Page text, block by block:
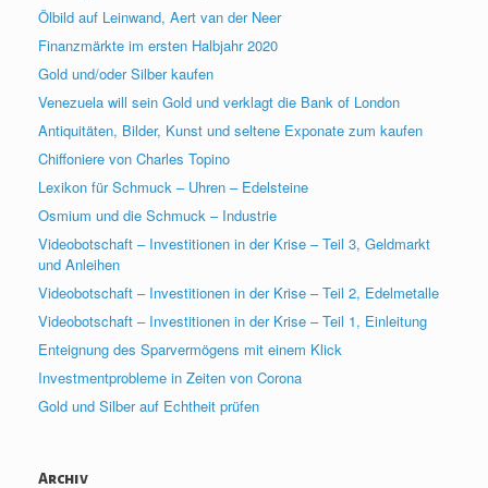
Ölbild auf Leinwand, Aert van der Neer
Finanzmärkte im ersten Halbjahr 2020
Gold und/oder Silber kaufen
Venezuela will sein Gold und verklagt die Bank of London
Antiquitäten, Bilder, Kunst und seltene Exponate zum kaufen
Chiffoniere von Charles Topino
Lexikon für Schmuck – Uhren – Edelsteine
Osmium und die Schmuck – Industrie
Videobotschaft – Investitionen in der Krise – Teil 3, Geldmarkt
und Anleihen
Videobotschaft – Investitionen in der Krise – Teil 2, Edelmetalle
Videobotschaft – Investitionen in der Krise – Teil 1, Einleitung
Enteignung des Sparvermögens mit einem Klick
Investmentprobleme in Zeiten von Corona
Gold und Silber auf Echtheit prüfen
Archiv